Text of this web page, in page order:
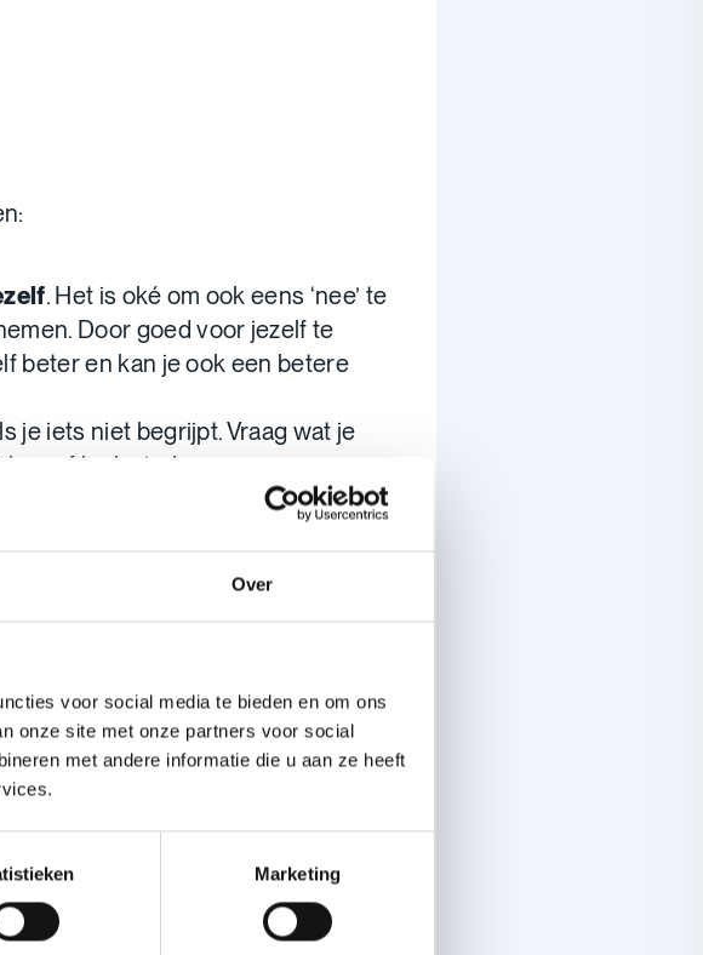
Over
voor social media te bieden en om ons
onze site met onze partners voor social
met andere informatie die u aan ze heeft
Marketing
. Het is oké om ook eens ‘nee’ te
Door goed voor jezelf te
beter en kan je ook een betere
je iets niet begrijpt. Vraag wat je
of leuk vinden.
eerlijk over hoe je je voelt, wat je
Iedereen is anders en dat
tekst nog met vragen over